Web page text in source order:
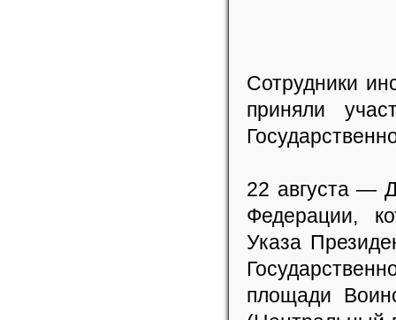
Сотрудники
приняли
22 августа —
Федерации,
Указа
площади